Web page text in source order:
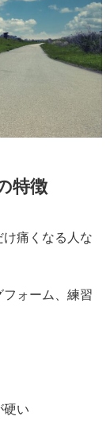
特徴
痛くなる人な
ォーム、練習
硬い